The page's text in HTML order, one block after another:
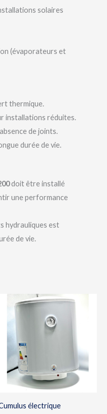
solaires
(évaporateurs et
thermique.
installations réduites.
de joints.
durée de vie.
doit être installé
une performance
hydrauliques est
de vie.
électrique
Plage